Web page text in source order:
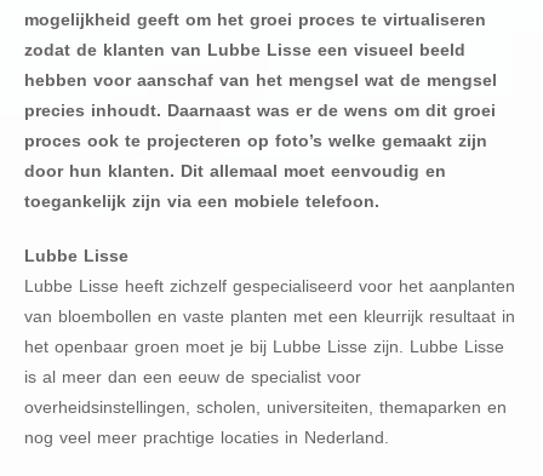
mogelijkheid geeft om het groei proces te virtualiseren
zodat de klanten van Lubbe Lisse een visueel beeld
hebben voor aanschaf van het mengsel wat de mengsel
precies inhoudt. Daarnaast was er de wens om dit groei
proces ook te projecteren op foto’s welke gemaakt zijn
door hun klanten. Dit allemaal moet eenvoudig en
toegankelijk zijn via een mobiele telefoon.
Lubbe Lisse
Lubbe Lisse heeft zichzelf gespecialiseerd voor het aanplanten
van bloembollen en vaste planten met een kleurrijk resultaat in
het openbaar groen moet je bij Lubbe Lisse zijn. Lubbe Lisse
is al meer dan een eeuw de specialist voor
overheidsinstellingen, scholen, universiteiten, themaparken en
nog veel meer prachtige locaties in Nederland.